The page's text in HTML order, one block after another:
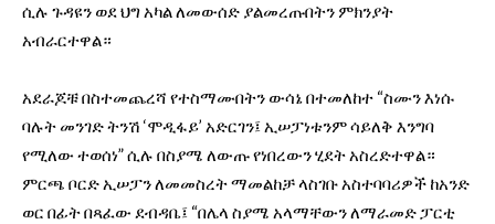
ሲሉ ጉዳዩን ወደ ህግ አካል ለመውሰድ ያልመረጡበትን ምክንያት
አብራርተዋል።
አደራጆቹ በስተመጨረሻ የተስማሙበትን ውሳኔ በተመለከተ “ስሙን እነሱ
ባሉት መንገድ ትንሽ ‘ሞዲፋይ’ አድርገን፤ ኢሠፓነቱንም ሳይለቅ እንግባ
የሚለው ተወሰነ” ሲሉ በስያሜ ለውጡ የነበረውን ሂደት አስረድተዋል።
ምርጫ ቦርድ ኢሠፓን ለመመስረት ማመልከቻ ላስገቡ አስተባባሪዎች ከአንድ
ወር በፊት በጻፈው ደብዳቤ፤ “በሌላ ስያሜ አላማቸውን ለማራመድ ፓርቲ